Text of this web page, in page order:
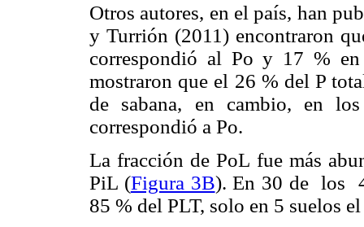
Otros autores, en el país, han
y Turrión (2011) encontraron
correspondió al Po y 17 %
mostraron que el 26 % del P
de sabana, en cambio, en
correspondió a Po.
La fracción de PoL fue más
PiL (Figura 3B). En 30 de los
85 % del PLT, solo en 5 suelos